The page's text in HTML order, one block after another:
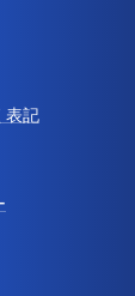
表記